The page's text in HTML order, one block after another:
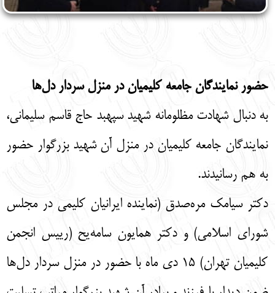
حضور نمایندگان جامعه کلیمیان در منزل سردار دل‌ها ‎
به دنبال شهادت مظلومانه شهید سپهبد حاج قاسم سلیمانی،
نمایندگان جامعه کلیمیان در منزل آن شهید بزرگوار حضور
به هم رسانیدند.
دکتر سیامک مره‌صدق (نماینده ایرانیان کلیمی در مجلس
شورای اسلامی) و دکتر همایون سامه‌یح (رییس انجمن
کلیمیان تهران) ۱۵ دی ماه با حضور در منزل سردار دل‌ها